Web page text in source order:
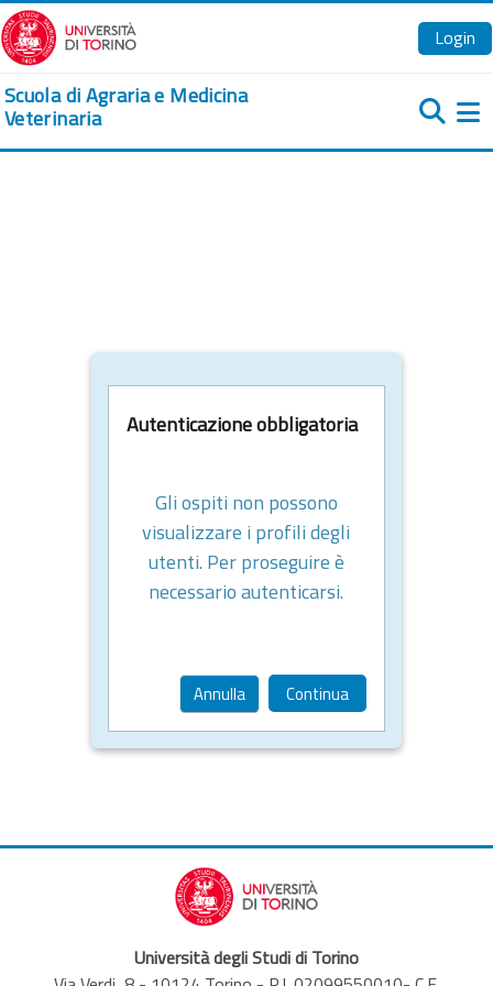
Vai al contenuto principale
Login
Scuola di Agraria e Medicina
Veterinaria
Autenticazione obbligatoria
Gli ospiti non possono
visualizzare i profili degli
utenti. Per proseguire è
necessario autenticarsi.
Annulla Continua
Università degli Studi di Torino